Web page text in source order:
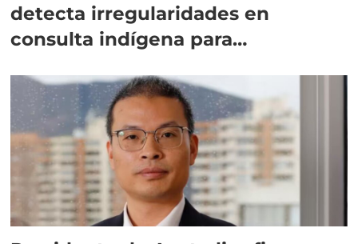
detecta irregularidades en
consulta indígena para